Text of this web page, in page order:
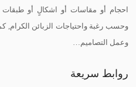
احجام أو مقاسات أو اشكالٍ أو طبقات
وحسب رغبة واحتياجات الزبائن الكرام,
وعمل التصاميم…
روابط سريعة